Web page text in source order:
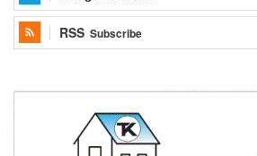
RSS Subscribe